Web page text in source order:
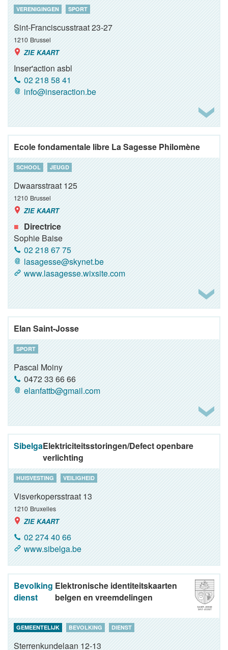
VERENIGINGEN SPORT
Sint-Franciscusstraat 23-27
1210 Brussel
ZIE KAART
Inser'action asbl
02 218 58 41
info@inseraction.be
Ecole fondamentale libre La Sagesse Philomène
SCHOOL JEUGD
Dwaarsstraat 125
1210 Brussel
ZIE KAART
Directrice
Sophie Baise
02 218 67 75
lasagesse@skynet.be
www.lasagesse.wixsite.com
Elan Saint-Josse
SPORT
Pascal Moiny
0472 33 66 66
elanfattb@gmail.com
SibelgaElektriciteitsstoringen/Defect openbare
verlichting
HUISVESTING VEILIGHEID
Visverkopersstraat 13
1210 Bruxelles
ZIE KAART
02 274 40 66
www.sibelga.be
Bevolking
dienst
Elektronische identiteitskaarten
belgen en vreemdelingen
GEMEENTELIJK BEVOLKING DIENST
Sterrenkundelaan 12-13